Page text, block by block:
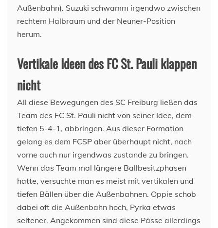
Außenbahn). Suzuki schwamm irgendwo zwischen
rechtem Halbraum und der Neuner-Position
herum.
Vertikale Ideen des FC St. Pauli klappen
nicht
All diese Bewegungen des SC Freiburg ließen das
Team des FC St. Pauli nicht von seiner Idee, dem
tiefen 5-4-1, abbringen. Aus dieser Formation
gelang es dem FCSP aber überhaupt nicht, nach
vorne auch nur irgendwas zustande zu bringen.
Wenn das Team mal längere Ballbesitzphasen
hatte, versuchte man es meist mit vertikalen und
tiefen Bällen über die Außenbahnen. Oppie schob
dabei oft die Außenbahn hoch, Pyrka etwas
seltener. Angekommen sind diese Pässe allerdings